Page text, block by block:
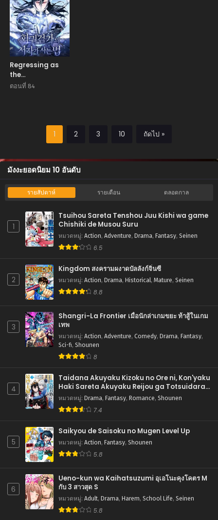
Regressing as
the
Reincarnated
ตอนที่ 84
1 2 3 10 ถัดไป »
มังงะยอดนิยม 10 อันดับ
รายสัปดาห์ รายเดือน ตลอดกาล
1
Tsuihou Sareta Tenshou Juu Kishi wa game
Chishiki de Musou Suru
หมวดหมู่: Action, Adventure, Drama, Fantasy, Seinen
6.5
2
Kingdom สงครามผงาดบัลลังก์จิ๋นซี
หมวดหมู่: Action, Drama, Historical, Mature, Seinen
8.8
3
Shangri-La Frontier เมื่อนักล่าเกมขยะ ท้าสู้ในเกม
เทพ
หมวดหมู่: Action, Adventure, Comedy, Drama, Fantasy,
Sci-fi, Shounen
8
4
Taidana Akuyaku Kizoku no Ore ni, Kon'yaku
Haki Sareta Akuyaku Reijou ga Totsuidara
Saikyou no Fuufu ni Narimashita การแก้แค้น
ของคู่สามีภรรยาตัวร้าย
หมวดหมู่: Drama, Fantasy, Romance, Shounen
7.4
5
Saikyou de Saisoku no Mugen Level Up
หมวดหมู่: Action, Fantasy, Shounen
5.8
6
Ueno-kun wa Kaihatsuzumi อุเอโนะคุงโคตร M
กับ 3 สาวสุด S
หมวดหมู่: Adult, Drama, Harem, School Life, Seinen
5.8